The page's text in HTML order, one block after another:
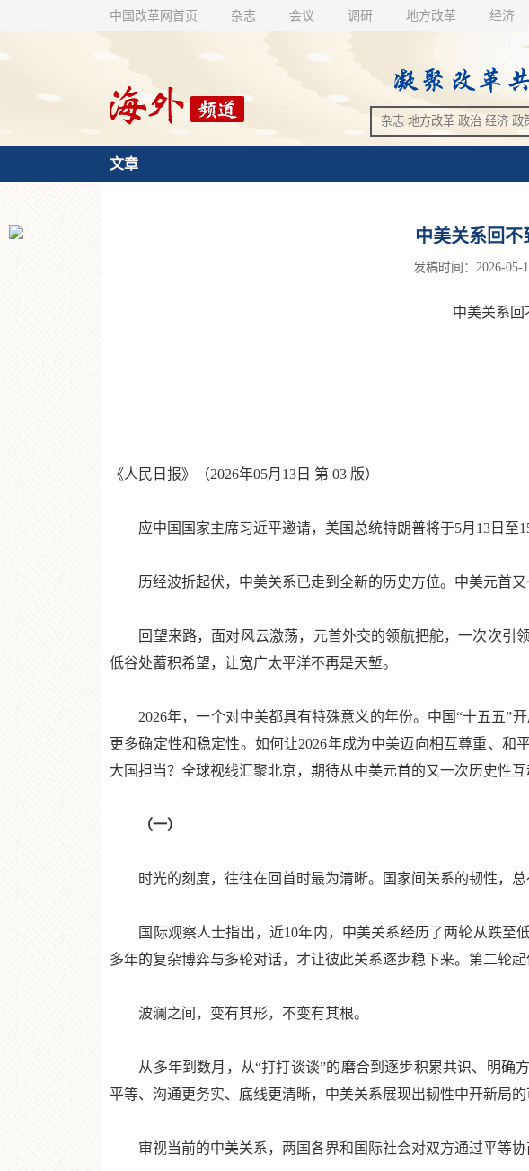
中国改革网首页 杂志 会议 调研 地方改革 经济
文章
中美关系回
发稿时间：2026-05-
中美关系
《人民日报》（2026年05月13日 第 03 版）
应中国国家主席习近平邀请，美国总统特朗普将于5月13日至
历经波折起伏，中美关系已走到全新的历史方位。中美元首又
回望来路，面对风云激荡，元首外交的领航把舵，一次次引
低谷处蓄积希望，让宽广太平洋不再是天堑。
2026年，一个对中美都具有特殊意义的年份。中国“十五五”
更多确定性和稳定性。如何让2026年成为中美迈向相互尊重、
大国担当？全球视线汇聚北京，期待从中美元首的又一次历史性互
（一）
时光的刻度，往往在回首时最为清晰。国家间关系的韧性，总
国际观察人士指出，近10年内，中美关系经历了两轮从跌至
多年的复杂博弈与多轮对话，才让彼此关系逐步稳下来。第二轮
波澜之间，变有其形，不变有其根。
从多年到数月，从“打打谈谈”的磨合到逐步积累共识、明确
平等、沟通更务实、底线更清晰，中美关系展现出韧性中开新局的
审视当前的中美关系，两国各界和国际社会对双方通过平等协